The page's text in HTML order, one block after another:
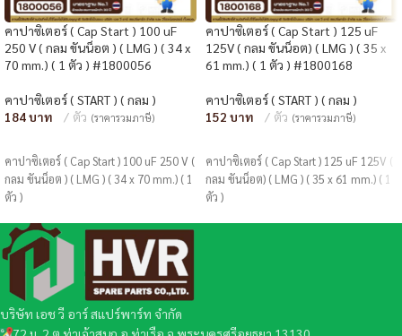
คาปาซิเตอร์ ( Cap Start ) 100 uF
250 V ( กลม ขันน็อต ) ( LMG ) ( 34 x
70 mm.) ( 1 ตัว ) #1800056
คาปาซิเตอร์ ( START ) ( กลม )
184
ตัว (ราคารวมภาษี)
คาปาซิเตอร์ ( Cap Start ) 100 uF 250 V (
กลม ขันน็อต ) ( LMG ) ( 34 x 70 mm.) ( 1
ตัว )
คาปาซิเตอร์ ( Cap Start ) 125 uF
125V ( กลม ขันน็อต) ( LMG ) ( 35 x
61 mm.) ( 1 ตัว ) #1800168
คาปาซิเตอร์ ( START ) ( กลม )
152
ตัว (ราคารวมภาษี)
คาปาซิเตอร์ ( Cap Start ) 125 uF 125V (
กลม ขันน็อต) ( LMG ) ( 35 x 61 mm.) ( 1
ตัว )
บริษัท เอช วี อาร์ สแปร์พาร์ท จำกัด